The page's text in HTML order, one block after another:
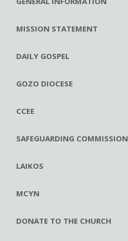
MISSION STATEMENT
DAILY GOSPEL
GOZO DIOCESE
CCEE
SAFEGUARDING COMMISSION
LAIKOS
MCYN
DONATE TO THE CHURCH